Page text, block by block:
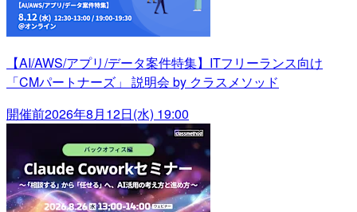
【AI/AWS/アプリ/データ案件特集】ITフリーランス向け
「CMパートナーズ」 説明会 by クラスメソッド
開催前2026年8月12日(水) 19:00